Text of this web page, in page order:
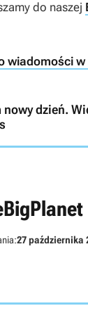
do naszej
wiadomości w
dzień.
27 października